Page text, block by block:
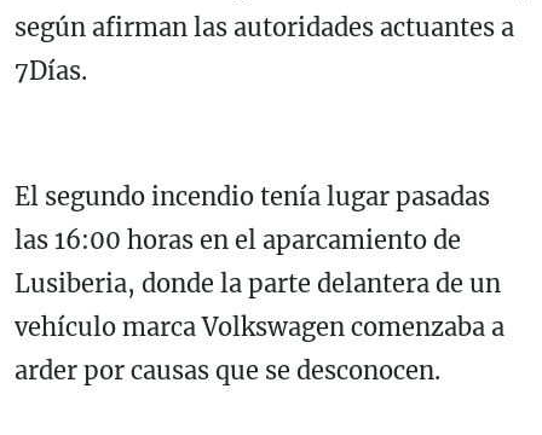
según afirman las autoridades actuantes a
7Días.
El segundo incendio tenía lugar pasadas
las 16:00 horas en el aparcamiento de
Lusiberia, donde la parte delantera de un
vehículo marca Volkswagen comenzaba a
arder por causas que se desconocen.